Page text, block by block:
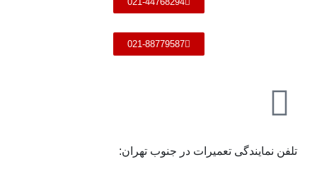
021-88779587
تلفن نمایندگی تعمیرات در جنوب تهران: